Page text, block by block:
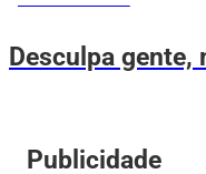
Desculpa gente,
Publicidade